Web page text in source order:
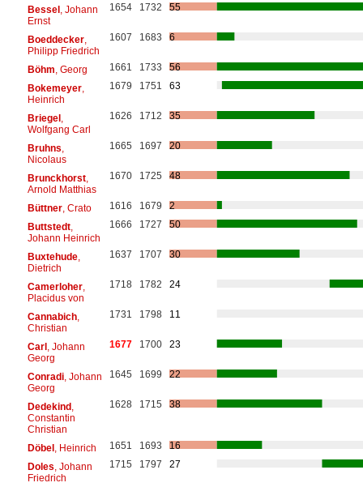
Bessel, Johann
Ernst
1654 1732 55
Boeddecker,
Philipp Friedrich
1607 1683 6
Böhm , Georg 1661 1733
56
Bokemeyer,
Heinrich
1679 1751 63
Briegel,
Wolfgang Carl
1626 1712 35
Bruhns
Nicolaus
1665 1697 20
Brunckhorst,
Arnold Matthias
1670 1725 48
Büttner, Crato 1616 1679
2
Buttstedt,
Johann Heinrich
1666 1727 50
Buxtehude,
Dietrich
1637 1707 30
Camerloher,
Placidus von
1718 1782 24
Cannabich,
Christian
1731 1798 11
Carl, Johann
Georg
1677 1700 23
Conradi, Johann
Georg
1645 1699 22
Dedekind,
Constantin
Christian
1628 1715 38
Döbel, Heinrich 1651 1693
16
Doles , Johann
Friedrich
1715 1797 27